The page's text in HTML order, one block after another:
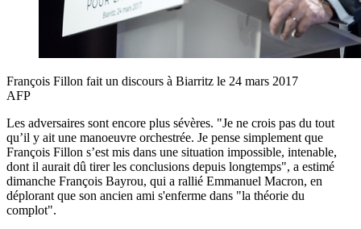
François Fillon fait un discours à Biarritz le 24 mars 2017
AFP
Les adversaires sont encore plus sévères. "Je ne crois pas du tout
qu’il y ait une manoeuvre orchestrée. Je pense simplement que
François Fillon s’est mis dans une situation impossible, intenable,
dont il aurait dû tirer les conclusions depuis longtemps", a estimé
dimanche François Bayrou, qui a rallié Emmanuel Macron, en
déplorant que son ancien ami s'enferme dans "la théorie du
complot".